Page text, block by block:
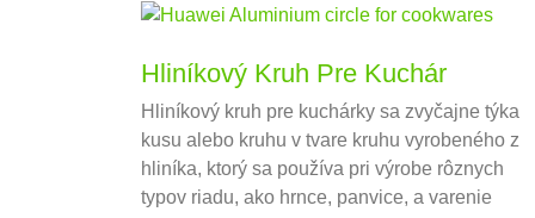
Hliníkový Kruh Pre Kuchár
Hliníkový kruh pre kuchárky sa zvyčajne týka
kusu alebo kruhu v tvare kruhu vyrobeného z
hliníka, ktorý sa používa pri výrobe rôznych
typov riadu, ako hrnce, panvice, a varenie